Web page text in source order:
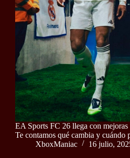
EA Sports FC 26 llega con
Te contamos qué cambia y cuándo
XboxManiac
16 julio,